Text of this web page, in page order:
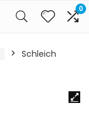
0
Schleich